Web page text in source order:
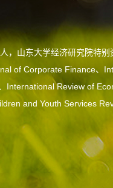
，山东大学经济研究院特
of Corporate Finance、
International Review of
and Youth Services